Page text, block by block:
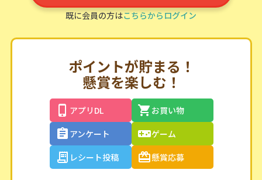
既に会員の方はこちらからログイン
ポイントが貯まる！
懸賞を楽しむ！
アプリDL
お買い物
アンケート
ゲーム
レシート投稿
懸賞応募